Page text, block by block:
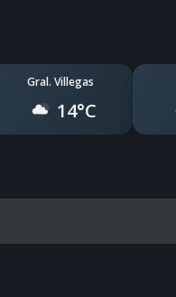
Gral. Villegas
14°C